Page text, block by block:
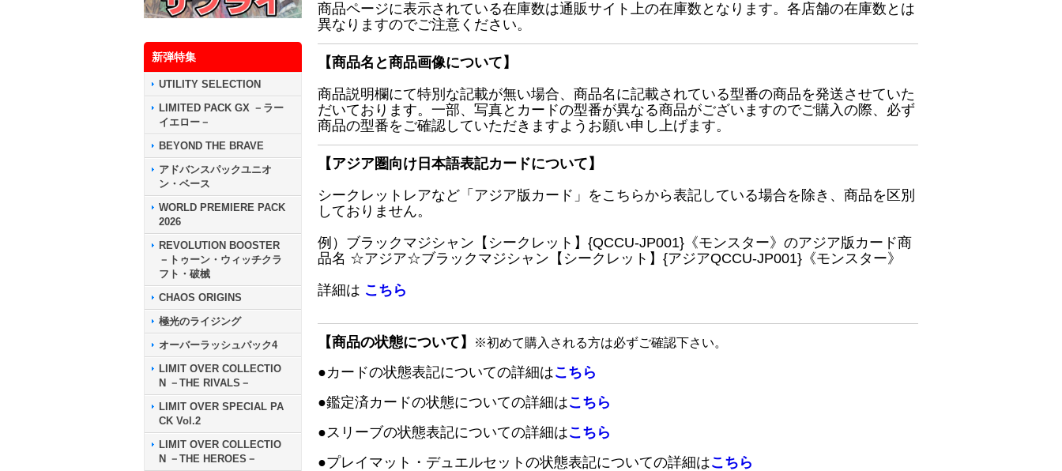
新弾特集
UTILITY SELECTION
LIMITED PACK GX －ラー
イエロー－
BEYOND THE BRAVE
アドバンスパックユニオ
ン・ベース
WORLD PREMIERE PACK
2026
REVOLUTION BOOSTER
－トゥーン・ウィッチクラ
フト・破械
CHAOS ORIGINS
極光のライジング
オーバーラッシュパック4
LIMIT OVER COLLECTIO
N －THE RIVALS－
LIMIT OVER SPECIAL PA
CK Vol.2
LIMIT OVER COLLECTIO
N －THE HEROES－
商品ページに表示されている在庫数は通販サイト上の在庫数となります。各店舗の在庫数とは
異なりますのでご注意ください。
【商品名と商品画像について】
商品説明欄にて特別な記載が無い場合、商品名に記載されている型番の商品を発送させていた
だいております。一部、写真とカードの型番が異なる商品がございますのでご購入の際、必ず
商品の型番をご確認していただきますようお願い申し上げます。
【アジア圏向け日本語表記カードについて】
シークレットレアなど「アジア版カード」をこちらから表記している場合を除き、商品を区別
しておりません。
例）ブラックマジシャン【シークレット】{QCCU-JP001}《モンスター》のアジア版カード商
品名 ☆アジア☆ブラックマジシャン【シークレット】{アジアQCCU-JP001}《モンスター》
詳細は こちら
【商品の状態について】 ※初めて購入される方は必ずご確認下さい。
●カードの状態表記についての詳細はこちら
●鑑定済カードの状態についての詳細はこちら
●スリーブの状態表記についての詳細はこちら
●プレイマット・デュエルセットの状態表記についての詳細はこちら